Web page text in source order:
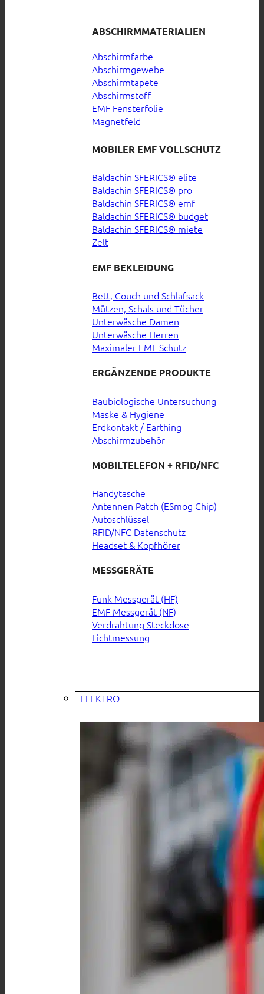
ABSCHIRMMATERIALIEN
Abschirmfarbe
Abschirmgewebe
Abschirmtapete
Abschirmstoff
EMF Fensterfolie
Magnetfeld
MOBILER EMF VOLLSCHUTZ
Baldachin SFERICS® elite
Baldachin SFERICS® pro
Baldachin SFERICS® emf
Baldachin SFERICS® budget
Baldachin SFERICS® miete
Zelt
EMF BEKLEIDUNG
Bett, Couch und Schlafsack
Mützen, Schals und Tücher
Unterwäsche Damen
Unterwäsche Herren
Maximaler EMF Schutz
ERGÄNZENDE PRODUKTE
Baubiologische Untersuchung
Maske & Hygiene
Erdkontakt / Earthing
Abschirmzubehör
MOBILTELEFON + RFID/NFC
Handytasche
Antennen Patch (ESmog Chip)
Autoschlüssel
RFID/NFC Datenschutz
Headset & Kopfhörer
MESSGERÄTE
Funk Messgerät (HF)
EMF Messgerät (NF)
Verdrahtung Steckdose
Lichtmessung
ELEKTRO